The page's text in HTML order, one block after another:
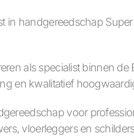
in handgereedschap
als specialist binnen
en kwalitatief
voor
vloerleggers en